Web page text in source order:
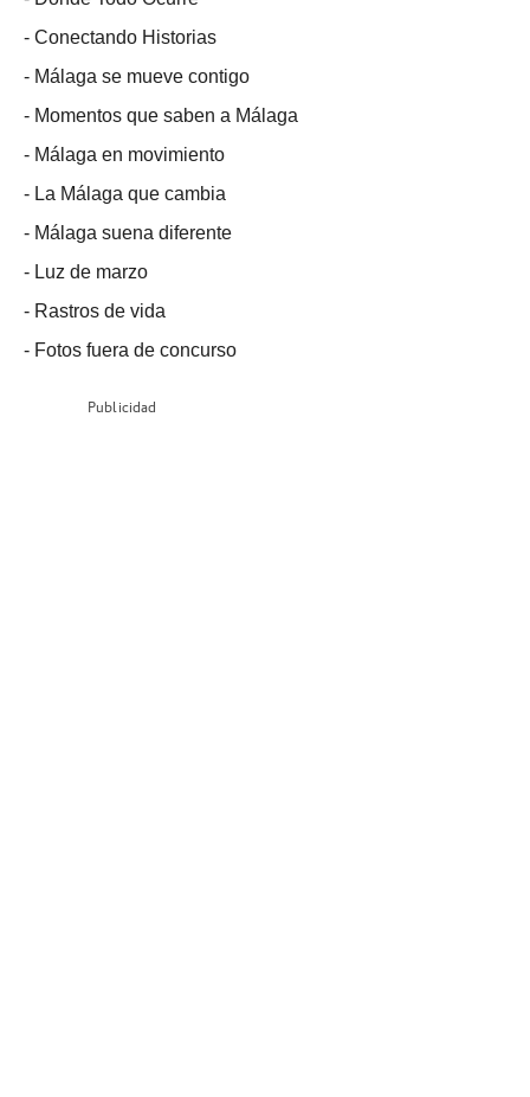
- Conectando Historias
- Málaga se mueve contigo
- Momentos que saben a Málaga
- Málaga en movimiento
- La Málaga que cambia
- Málaga suena diferente
- Luz de marzo
- Rastros de vida
- Fotos fuera de concurso
Publicidad